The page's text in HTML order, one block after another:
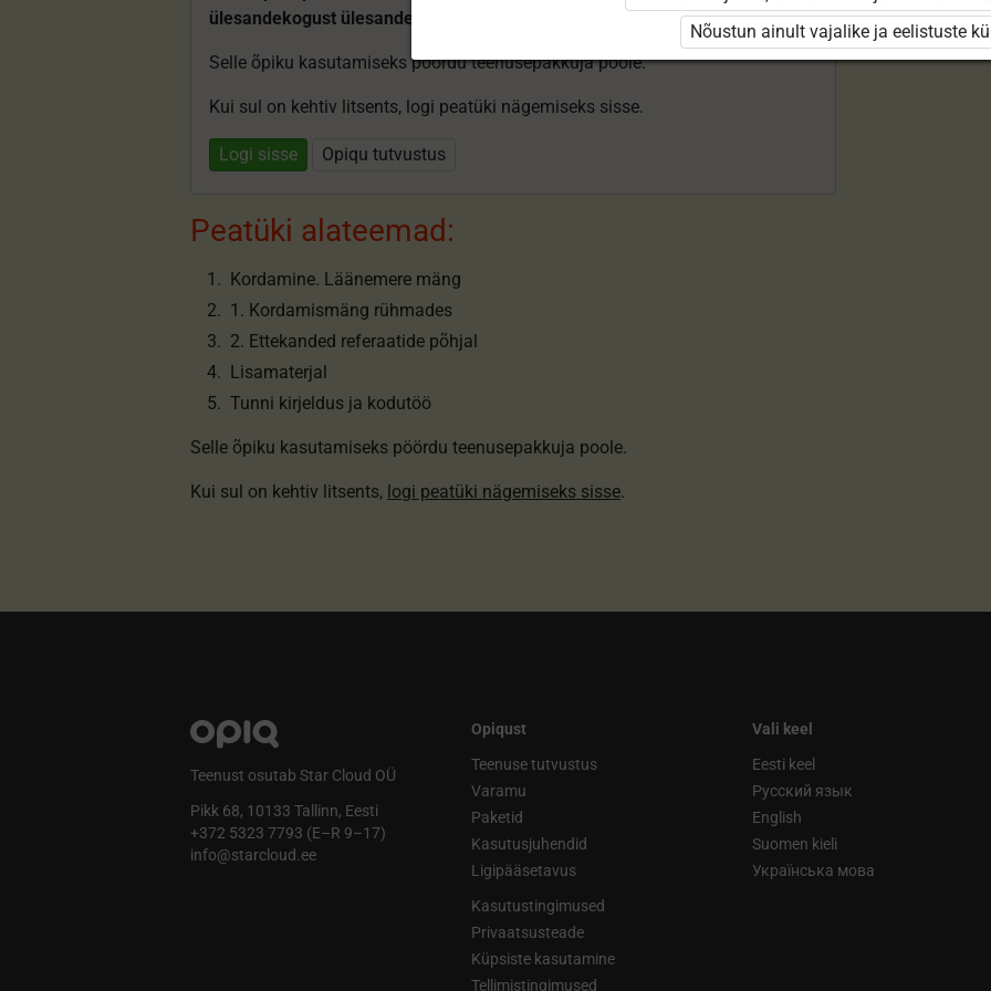
ülesandekogust ülesandeid.
Selle õpiku kasutamiseks pöördu teenusepakkuja poole.
Kui sul on kehtiv litsents, logi peatüki nägemiseks sisse.
Logi sisse Opiqu tutvustus
Peatüki alateemad:
Kordamine. Läänemere mäng
1. Kordamismäng rühmades
2. Ettekanded referaatide põhjal
Lisamaterjal
Tunni kirjeldus ja kodutöö
Selle õpiku kasutamiseks pöördu teenusepakkuja poole.
Kui sul on kehtiv litsents, logi peatüki nägemiseks sisse.
Teenust osutab Star Cloud OÜ
Pikk 68, 10133 Tallinn, Eesti
+372 5323 7793 (E–R 9–17)
info@starcloud.ee
Opiqust
Teenuse tutvustus
Varamu
Paketid
Kasutusjuhendid
Ligipääsetavus
Kasutustingimused
Privaatsusteade
Küpsiste kasutamine
Tellimistingimused
Vali keel
Eesti keel
Русский язык
English
Suomen kieli
Українська мова
Nõustun ainult vajalike ja eelistuste